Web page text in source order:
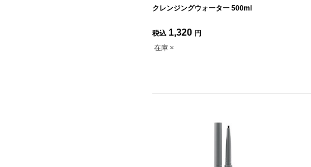
クレンジングウォーター 500ml
税込 1,320 円
在庫 ×